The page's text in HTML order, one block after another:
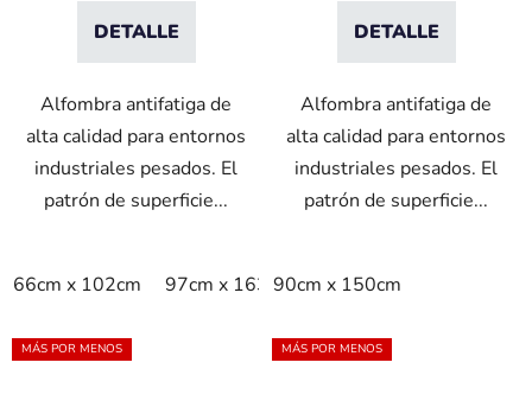
DETALLE
Alfombra antifatiga de
alta calidad para entornos
industriales pesados. El
patrón de superficie...
66cm x 102cm 97cm x 163cm 97cm x 315cm
DETALLE
Alfombra antifatiga de
alta calidad para entornos
industriales pesados. El
patrón de superficie...
90cm x 150cm
MÁS POR MENOS MÁS POR MENOS